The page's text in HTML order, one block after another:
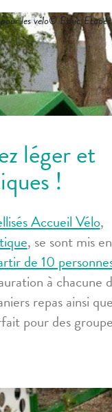
léger et
!
Accueil Vélo,
, se sont mis en
de 10
à chacune
repas ainsi que
pour des
les vélo© Ethic